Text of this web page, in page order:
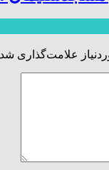
علامت‌گذاری